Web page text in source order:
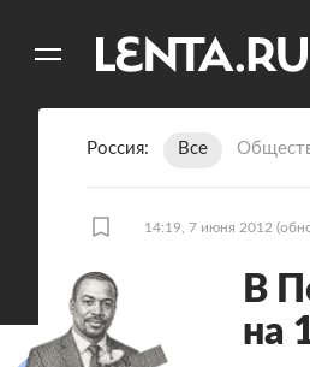
Россия Все
14:19, 7 июня 2012
В
на